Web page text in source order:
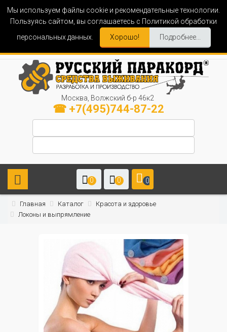
Мы используем файлы cookie и рекомендательные технологии.
Пользуясь сайтом, вы соглашаетесь с Политикой обработки
персональных данных.
Хорошо! Подробнее...
Москва, Волжский б-р 46к2
☎ +7(495)744-87-22
0 0 0
Главная Каталог
Красота и здоровье
Локоны и выпрямление